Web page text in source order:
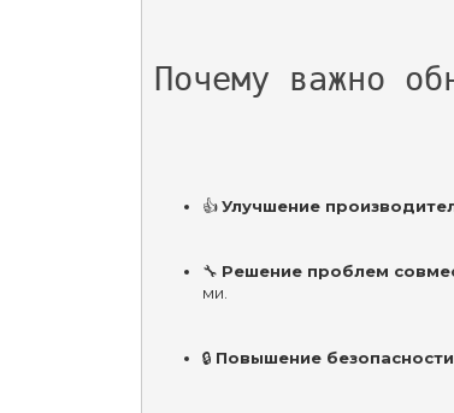
Почему важно
👍 Улучшение
🔧 Решение проблем
ми.
🔒 Повышение